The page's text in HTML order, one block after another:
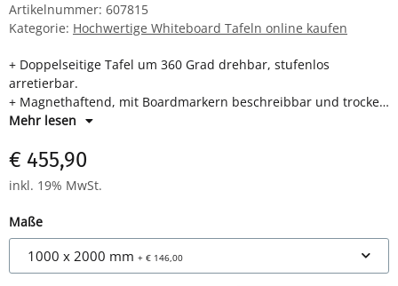
Artikelnummer: 607815
Kategorie: Hochwertige Whiteboard Tafeln online kaufen
+ Doppelseitige Tafel um 360 Grad drehbar, stufenlos
arretierbar.
+ Magnethaftend, mit Boardmarkern beschreibbar und trocken
oder feucht abwischbar.
eleganten Gehrungsecken in schlichtem Design.
+ Solides Fahrgestell Aluminium eloxiert, mit 4 Rollen.
+ Inkl. eisenlackierter, nicht abnehmbarer Ablageschale, B 500
mm.
+ Größe: 1000 x 2000 mm.
Mehr lesen
€ 455,90
inkl. 19% MwSt.
Maße
1000 x 2000 mm + € 146,00